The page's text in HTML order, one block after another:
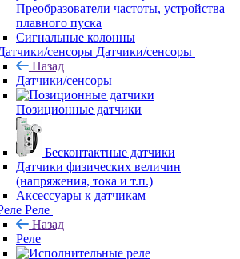
Преобразователи частоты, устройства
плавного пуска
Сигнальные колонны
Датчики/сенсоры
Назад
Датчики/сенсоры
Позиционные датчики
Бесконтактные датчики
Датчики физических величин
(напряжения, тока и т.п.)
Аксессуары к датчикам
Реле
Назад
Реле